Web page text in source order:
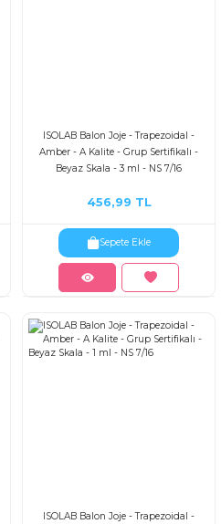
ISOLAB Balon Joje - Trapezoidal -
Amber - A Kalite - Grup Sertifikalı -
Beyaz Skala - 3 ml - NS 7/16
456,99 TL
Sepete Ekle
ISOLAB Balon Joje - Trapezoidal -